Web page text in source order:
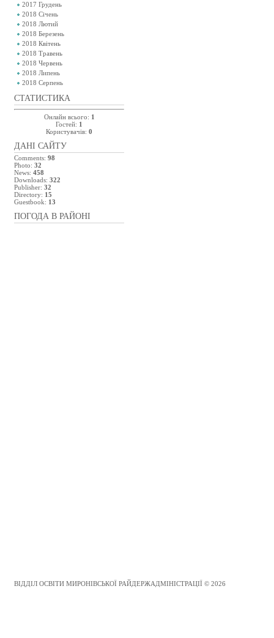
2017 Грудень
2018 Січень
2018 Лютий
2018 Березень
2018 Квітень
2018 Травень
2018 Червень
2018 Липень
2018 Серпень
СТАТИСТИКА
Онлайн всього: 1
Гостей: 1
Користувачів: 0
ДАНІ САЙТУ
Comments: 98
Photo: 32
News: 458
Downloads: 322
Publisher: 32
Directory: 15
Guestbook: 13
ПОГОДА В РАЙОНІ
ВІДДІЛ ОСВІТИ МИРОНІВСЬКОЇ РАЙДЕРЖАДМІНІСТРАЦІЇ © 2026